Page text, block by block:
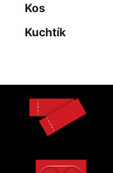
Kos
Kuchtík